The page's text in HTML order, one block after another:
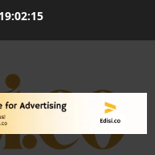
19:02:15